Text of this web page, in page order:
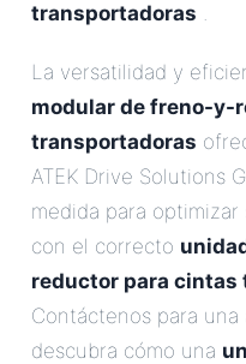
transportadoras .
La versatilidad y
modular de freno-y-
transportadoras
ATEK Drive Solutions
medida para
con el correcto
reductor para cintas
Contáctenos para una
descubra cómo una